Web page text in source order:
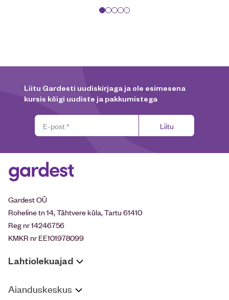
Liitu Gardesti uudiskirjaga ja ole esimesena
kursis kõigi uudiste ja pakkumistega
Liitu
Gardest OÜ
Roheline tn 14, Tähtvere küla, Tartu 61410
Reg nr 14246756
KMKR nr EE101978099
Lahtiolekuajad
Aianduskeskus